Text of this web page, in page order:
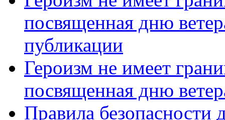
посвященная дню
публикации
Героизм не имеет
посвященная дню
Правила безопасности